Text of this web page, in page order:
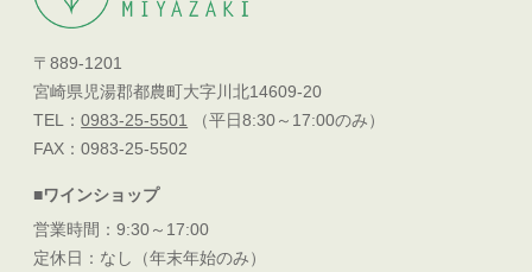
〒889-1201
宮崎県児湯郡都農町大字川北14609-20
TEL：0983-25-5501
（平日8:30～17:00のみ）
FAX：0983-25-5502
■ワインショップ
営業時間：9:30～17:00
定休日：なし（年末年始のみ）